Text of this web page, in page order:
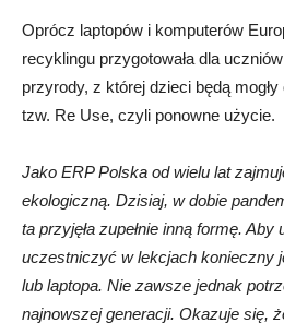
Oprócz laptopów i komputerów
recyklingu przygotowała dla
przyrody, z której dzieci będą
tzw. Re Use, czyli ponowne użycie.
Jako ERP Polska od wielu lat
ekologiczną. Dzisiaj, w dobie
ta przyjęła zupełnie inną formę. Aby
uczestniczyć w lekcjach konieczny
lub laptopa. Nie zawsze jednak
najnowszej generacji. Okazuje się,